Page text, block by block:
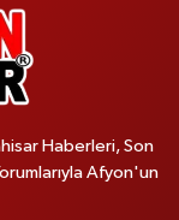
Haberleri, Son
Afyon'un